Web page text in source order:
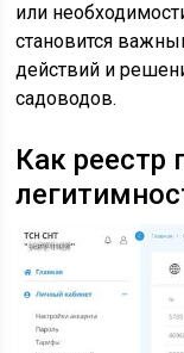
или
становится
действий и
садоводов.
Как реестр